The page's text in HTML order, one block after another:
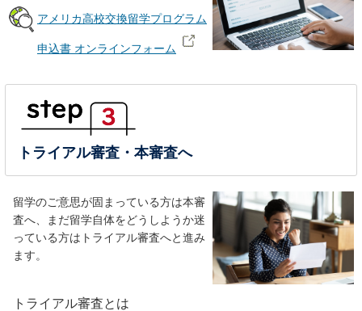
アメリカ高校交換留学プログラム
申込書 オンラインフォーム
トライアル審査・本審査へ
留学のご意思が固まっている方は本審
査へ、まだ留学自体をどうしようか迷
っている方はトライアル審査へと進み
ます。
トライアル審査とは